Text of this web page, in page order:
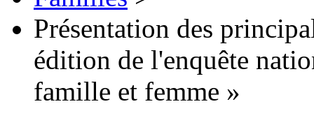
Présentation des
édition de l'enquête
famille et femme »